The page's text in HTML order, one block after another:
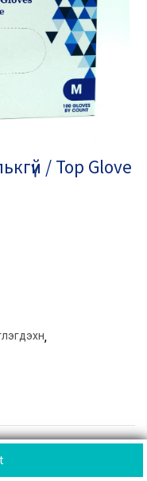
/ Top Glove
,
CoD